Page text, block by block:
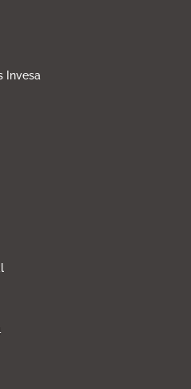
Invesa